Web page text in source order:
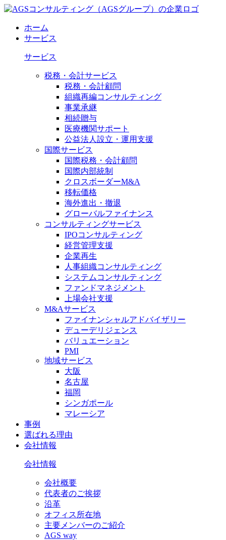
ホーム
サービス
サービス
税務・会計サービス
税務・会計顧問
組織再編コンサルティング
事業承継
相続贈与
医療機関サポート
公益法人設立・運用支援
国際サービス
国際税務・会計顧問
国際内部統制
クロスボーダーM&A
移転価格
海外進出・撤退
グローバルファイナンス
コンサルティングサービス
IPOコンサルティング
経営管理支援
企業再生
人事組織コンサルティング
システムコンサルティング
ファンドマネジメント
上場会社支援
M&Aサービス
ファイナンシャルアドバイザリー
デューデリジェンス
バリュエーション
PMI
地域サービス
大阪
名古屋
福岡
シンガポール
マレーシア
事例
選ばれる理由
会社情報
会社情報
会社概要
代表者のご挨拶
沿革
オフィス所在地
主要メンバーのご紹介
AGS way